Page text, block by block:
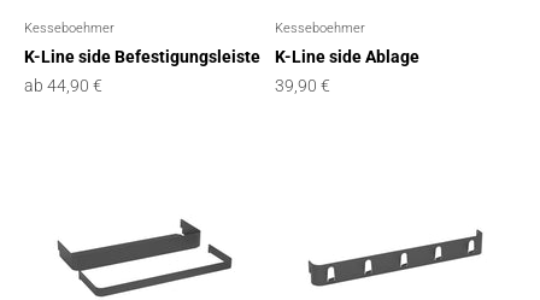
Kesseboehmer
K-Line side Befestigungsleiste
Angebot
ab 44,90 €
Kesseboehmer
K-Line side Ablage
Angebot
39,90 €